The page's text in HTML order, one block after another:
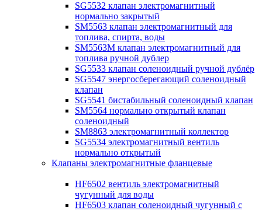
SG5532 клапан электромагнитный
нормально закрытый
SM5563 клапан электромагнитный для
топлива, спирта, воды
SM5563M клапан электромагнитный для
топлива ручной дублер
SG5533 клапан соленоидный ручной дублёр
SG5547 энергосберегающий соленоидный
клапан
SG5541 бистабильный соленоидный клапан
SM5564 нормально открытый клапан
соленоидный
SM8863 электромагнитный коллектор
SG5534 электромагнитный вентиль
нормально открытый
Клапаны электромагнитные фланцевые
HF6502 вентиль электромагнитный
чугунный для воды
HF6503 клапан соленоидный чугунный с